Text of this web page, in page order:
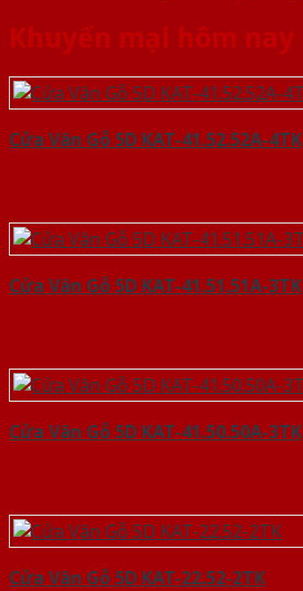
Khuyến mại hôm nay
Cửa Vân Gỗ 5D KAT-41.52.52A-4TK
Cửa Vân Gỗ 5D KAT-41.51.51A-3TK
Cửa Vân Gỗ 5D KAT-41.50.50A-3TK
Cửa Vân Gỗ 5D KAT-22.52-2TK